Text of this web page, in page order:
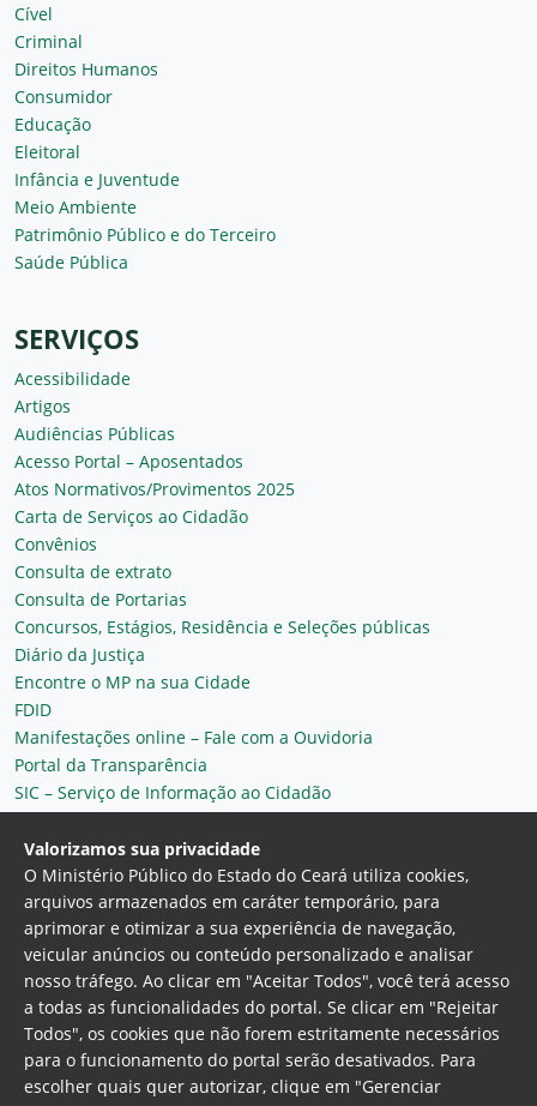
Cível
Criminal
Direitos Humanos
Consumidor
Educação
Eleitoral
Infância e Juventude
Meio Ambiente
Patrimônio Público e do Terceiro
Saúde Pública
SERVIÇOS
Acessibilidade
Artigos
Audiências Públicas
Acesso Portal – Aposentados
Atos Normativos/Provimentos 2025
Carta de Serviços ao Cidadão
Convênios
Consulta de extrato
Consulta de Portarias
Concursos, Estágios, Residência e Seleções públicas
Diário da Justiça
Encontre o MP na sua Cidade
FDID
Manifestações online – Fale com a Ouvidoria
Portal da Transparência
SIC – Serviço de Informação ao Cidadão
Plantão MP do Ceará
Secretaria Geral
Ministério Público do Estado do Ceará
Procuradoria Geral de Justiça Av. Gen. Afonso
Valorizamos sua privacidade
O Ministério Público do Estado do Ceará utiliza cookies,
arquivos armazenados em caráter temporário, para
aprimorar e otimizar a sua experiência de navegação,
veicular anúncios ou conteúdo personalizado e analisar
nosso tráfego. Ao clicar em "Aceitar Todos", você terá acesso
a todas as funcionalidades do portal. Se clicar em "Rejeitar
Todos", os cookies que não forem estritamente necessários
para o funcionamento do portal serão desativados. Para
escolher quais quer autorizar, clique em "Gerenciar